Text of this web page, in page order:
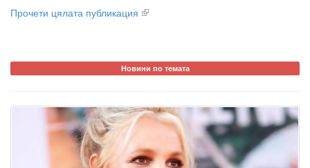
Прочети цялата публикация
Новини по темата